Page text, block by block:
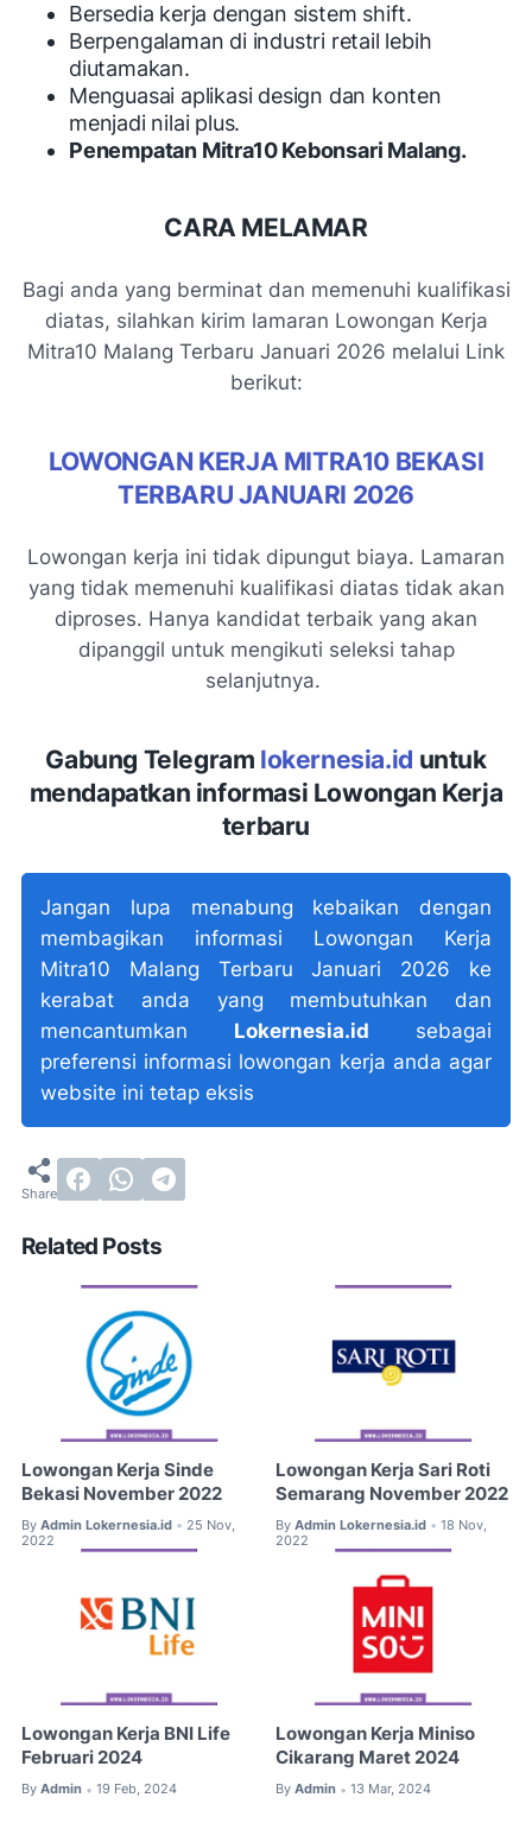
Bersedia kerja dengan sistem shift.
Berpengalaman di industri retail lebih
diutamakan.
Menguasai aplikasi design dan konten
menjadi nilai plus.
Penempatan Mitra10 Kebonsari Malang.
CARA MELAMAR
Bagi anda yang berminat dan memenuhi kualifikasi
diatas, silahkan kirim lamaran Lowongan Kerja
Mitra10 Malang Terbaru Januari 2026 melalui Link
berikut:
LOWONGAN KERJA MITRA10 BEKASI
TERBARU JANUARI 2026
Lowongan kerja ini tidak dipungut biaya. Lamaran
yang tidak memenuhi kualifikasi diatas tidak akan
diproses. Hanya kandidat terbaik yang akan
dipanggil untuk mengikuti seleksi tahap
selanjutnya.
Gabung Telegram lokernesia.id untuk
mendapatkan informasi Lowongan Kerja
terbaru
Jangan lupa menabung kebaikan dengan
membagikan informasi Lowongan Kerja
Mitra10 Malang Terbaru Januari 2026 ke
kerabat anda yang membutuhkan dan
mencantumkan Lokernesia.id sebagai
preferensi informasi lowongan kerja anda agar
website ini tetap eksis
Related Posts
Lowongan Kerja Sinde
Bekasi November 2022
By Admin Lokernesia.id • 25 Nov,
2022
Lowongan Kerja Sari Roti
Semarang November 2022
By Admin Lokernesia.id • 18 Nov,
2022
Lowongan Kerja BNI Life
Februari 2024
By Admin • 19 Feb, 2024
Lowongan Kerja Miniso
Cikarang Maret 2024
By Admin • 13 Mar, 2024